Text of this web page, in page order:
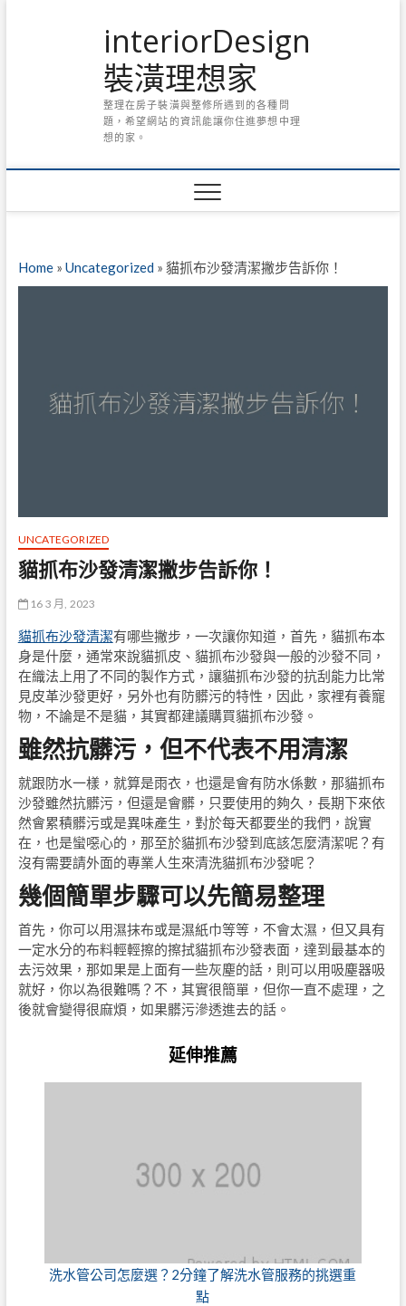
interiorDesign
裝潢理想家
整理在房子裝潢與整修所遇到的各種問
題，希望網站的資訊能讓你住進夢想中理
想的家。
Home» Uncategorized » 貓抓布沙發清潔撇步告訴你！
UNCATEGORIZED
貓抓布沙發清潔撇步告訴你！
16 3 月, 2023
貓抓布沙發清潔有哪些撇步，一次讓你知道，首先，貓抓布本
身是什麼，通常來說貓抓皮、貓抓布沙發與一般的沙發不同，
在織法上用了不同的製作方式，讓貓抓布沙發的抗刮能力比常
見皮革沙發更好，另外也有防髒污的特性，因此，家裡有養寵
物，不論是不是貓，其實都建議購買貓抓布沙發。
雖然抗髒污，但不代表不用清潔
就跟防水一樣，就算是雨衣，也還是會有防水係數，那貓抓布
沙發雖然抗髒污，但還是會髒，只要使用的夠久，長期下來依
然會累積髒污或是異味產生，對於每天都要坐的我們，說實
在，也是蠻噁心的，那至於貓抓布沙發到底該怎麼清潔呢？有
沒有需要請外面的專業人生來清洗貓抓布沙發呢？
幾個簡單步驟可以先簡易整理
首先，你可以用濕抹布或是濕紙巾等等，不會太濕，但又具有
一定水分的布料輕輕擦的擦拭貓抓布沙發表面，達到最基本的
去污效果，那如果是上面有一些灰塵的話，則可以用吸塵器吸
就好，你以為很難嗎？不，其實很簡單，但你一直不處理，之
後就會變得很麻煩，如果髒污滲透進去的話。
延伸推薦
洗水管公司怎麼選？2分鐘了解洗水管服務的挑選重
點